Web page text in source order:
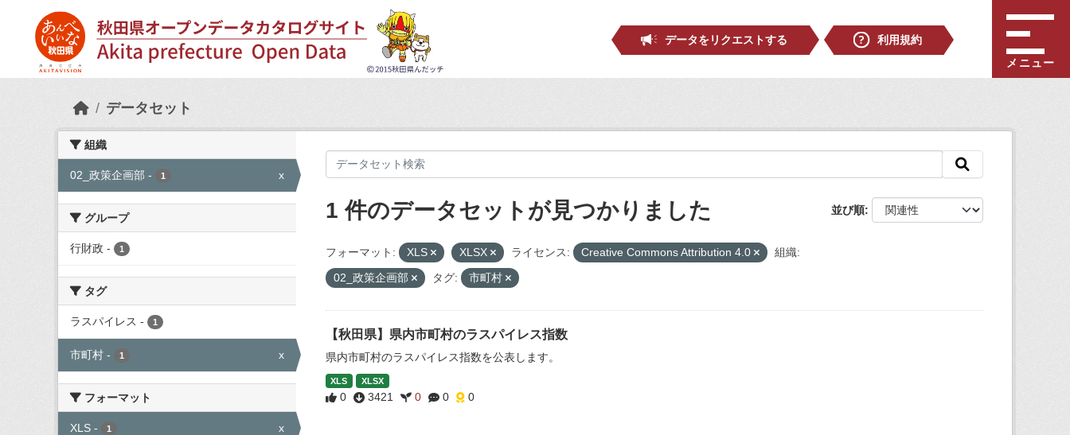
データをリクエストする
利用規約
メニュー
データセット
組織
02_政策企画部 - 1 x
グループ
行財政 - 1
タグ
ラスパイレス - 1
市町村 - 1 x
フォーマット
XLS - 1 x
並び順
1 件のデータセットが見つかりました
フォーマット: XLS XLSX ライセンス: Creative Commons Attribution 4.0
組織:
02_政策企画部
タグ: 市町村
【秋田県】県内市町村のラスパイレス指数
県内市町村のラスパイレス指数を公表します。
XLS XLSX
0 3421 0 0 0